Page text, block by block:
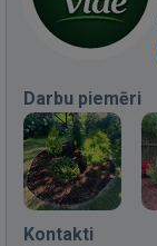
Darbu piemēri
Kontakti